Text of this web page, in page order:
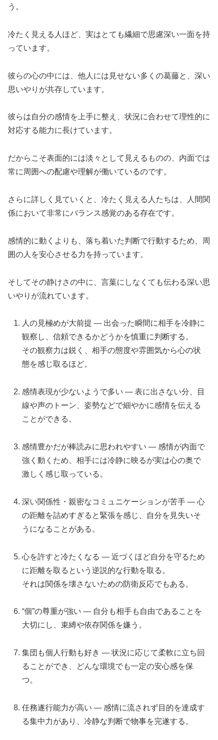
う。
冷たく見える人ほど、実はとても繊細で思慮深い一面を持
っています。
彼らの心の中には、他人には見せない多くの葛藤と、深い
思いやりが共存しています。
彼らは自分の感情を上手に整え、状況に合わせて理性的に
対応する能力に長けています。
だからこそ表面的には淡々として見えるものの、内面では
常に周囲への配慮や理解が働いているのです。
さらに詳しく見ていくと、冷たく見える人たちは、人間関
係において非常にバランス感覚のある存在です。
感情的に動くよりも、落ち着いた判断で行動するため、周
囲の人を安心させる力を持っています。
そしてその静けさの中に、言葉にしなくても伝わる深い思
いやりが流れています。
人の見極めが大前提 — 出会った瞬間に相手を冷静に
観察し、信頼できるかどうかを慎重に判断する。
その観察力は鋭く、相手の態度や雰囲気から心の状
態を感じ取るほど。
感情表現が少ないようで多い — 表に出さない分、目
線や声のトーン、姿勢などで細やかに感情を伝える
ことができる。
感情豊かだが棒読みに思われやすい — 感情が内面で
強く動くため、相手には冷静に映るが実は心の奥で
激しく感じ取っている。
深い関係性・親密なコミュニケーションが苦手 — 心
の距離を詰めすぎると緊張を感じ、自分を見失いそ
うになることがある。
心を許すと冷たくなる — 近づくほど自分を守るため
に距離を取るという逆説的な行動を取る。
それは関係を壊さないための防衛反応でもある。
“個”の尊重が強い — 自分も相手も自由であることを
大切にし、束縛や依存関係を嫌う。
集団も個人行動も好き — 状況に応じて柔軟に立ち回
ることができ、どんな環境でも一定の安心感を保
つ。
任務遂行能力が高い — 感情に流されず目的を達成す
る集中力があり、冷静な判断で物事を完遂する。